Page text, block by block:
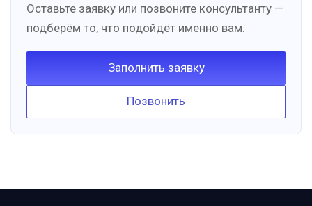
Оставьте заявку или позвоните консультанту —
подберём то, что подойдёт именно вам.
Заполнить заявку
Позвонить